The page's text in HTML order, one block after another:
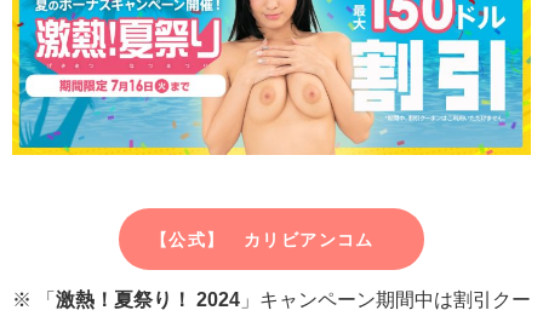
【公式】 カリビアンコム
※ 「 激熱！夏祭り！ 2024 」キャンペーン期間中は割引クー